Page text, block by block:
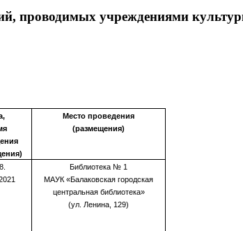
проводимых учреждениями
Место проведения
(размещения)
Библиотека № 1
МАУК «Балаковская городская
центральная библиотека»
(ул. Ленина, 129)